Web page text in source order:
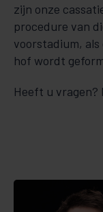
zijn onze
procedure van
voorstadium,
hof wordt
Heeft u vragen?